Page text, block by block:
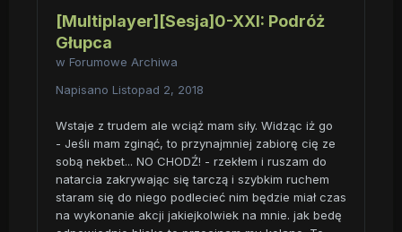
[Multiplayer][Sesja]0-XXI: Podróż
Głupca
w Forumowe Archiwa
Napisano Listopad 2, 2018
Wstaje z trudem ale wciąż mam siły. Widząc iż go
- Jeśli mam zginąć, to przynajmniej zabiorę cię ze
sobą nekbet... NO CHODŹ! - rzekłem i ruszam do
natarcia zakrywając się tarczą i szybkim ruchem
staram się do niego podlecieć nim będzie miał czas
na wykonanie akcji jakiejkolwiek na mnie. jak bedę